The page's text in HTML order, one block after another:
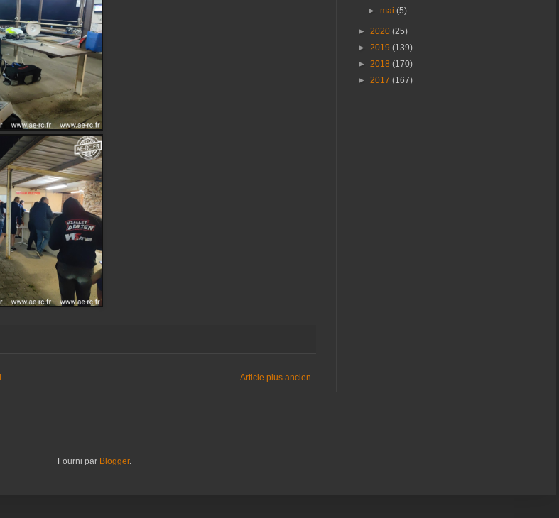
Article plus ancien
►mai(5)
► 2020 (25)
► 2019 (139)
► 2018 (170)
► 2017 (167)
Fourni par Blogger.